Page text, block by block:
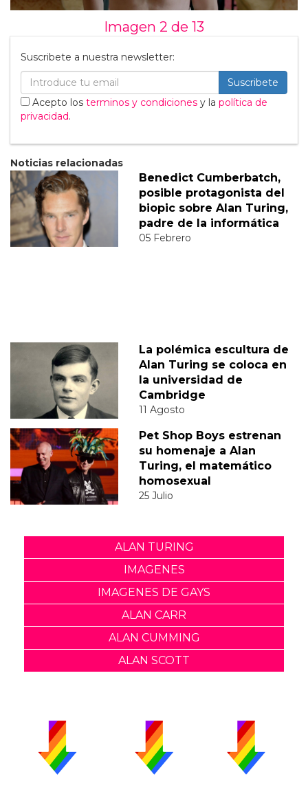
Imagen 2 de 13
Suscribete a nuestra newsletter:
Suscribete
Acepto los terminos y condiciones y la política de
privacidad.
Noticias relacionadas
Benedict Cumberbatch,
posible protagonista del
biopic sobre Alan Turing,
padre de la informática
05 Febrero
La polémica escultura de
Alan Turing se coloca en
la universidad de
Cambridge
11 Agosto
Pet Shop Boys estrenan
su homenaje a Alan
Turing, el matemático
homosexual
25 Julio
ALAN TURING
IMAGENES
IMAGENES DE GAYS
ALAN CARR
ALAN CUMMING
ALAN SCOTT